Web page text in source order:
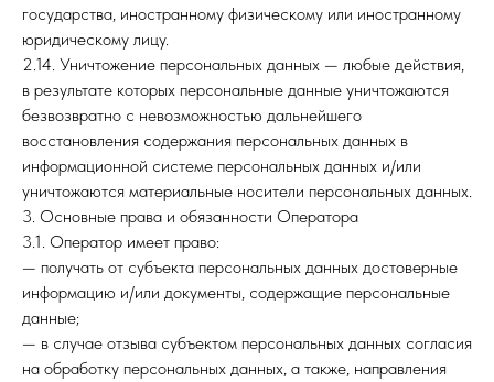
государства, иностранному физическому или иностранному
юридическому лицу.
2.14. Уничтожение персональных данных — любые действия,
в результате которых персональные данные уничтожаются
безвозвратно с невозможностью дальнейшего
восстановления содержания персональных данных в
информационной системе персональных данных и/или
уничтожаются материальные носители персональных данных.
3. Основные права и обязанности Оператора
3.1. Оператор имеет право:
— получать от субъекта персональных данных достоверные
информацию и/или документы, содержащие персональные
данные;
— в случае отзыва субъектом персональных данных согласия
на обработку персональных данных, а также, направления